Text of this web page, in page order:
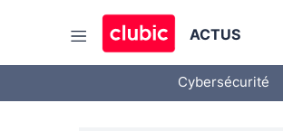
ACTUS
Cybersécurité